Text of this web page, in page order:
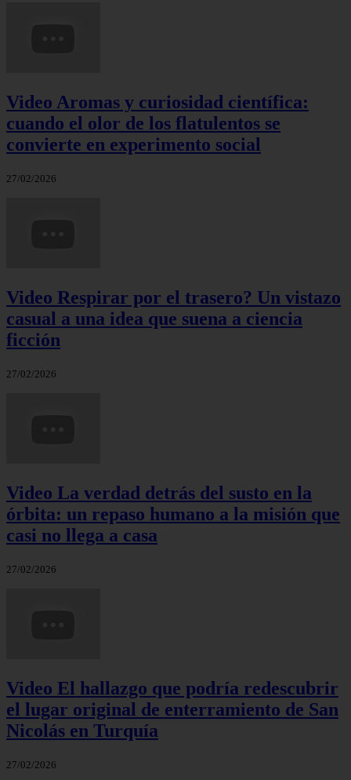
Video Aromas y curiosidad científica:
cuando el olor de los flatulentos se
convierte en experimento social
27/02/2026
Video Respirar por el trasero? Un vistazo
casual a una idea que suena a ciencia
ficción
27/02/2026
Video La verdad detrás del susto en la
órbita: un repaso humano a la misión que
casi no llega a casa
27/02/2026
Video El hallazgo que podría redescubrir
el lugar original de enterramiento de San
Nicolás en Turquía
27/02/2026